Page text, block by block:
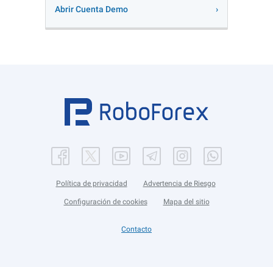
Abrir Cuenta Demo
Política de privacidad Advertencia de Riesgo
Configuración de cookies Mapa del sitio
Contacto